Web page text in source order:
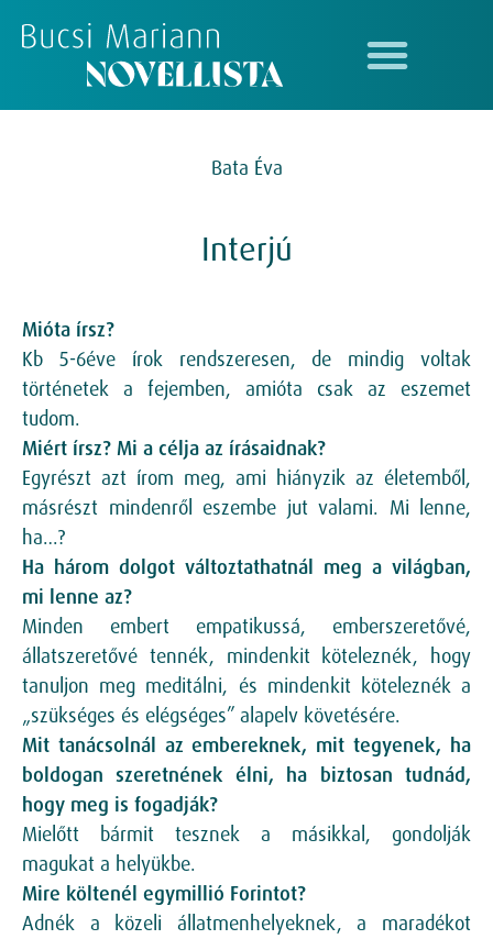
Bata Éva
Interjú
Mióta írsz?
Kb 5-6éve írok rendszeresen, de mindig voltak
történetek a fejemben, amióta csak az eszemet
tudom.
Miért írsz? Mi a célja az írásaidnak?
Egyrészt azt írom meg, ami hiányzik az életemből,
másrészt mindenről eszembe jut valami. Mi lenne,
ha…?
Ha három dolgot változtathatnál meg a világban,
mi lenne az?
Minden embert empatikussá, emberszeretővé,
állatszeretővé tennék, mindenkit köteleznék, hogy
tanuljon meg meditálni, és mindenkit köteleznék a
„szükséges és elégséges” alapelv követésére.
Mit tanácsolnál az embereknek, mit tegyenek, ha
boldogan szeretnének élni, ha biztosan tudnád,
hogy meg is fogadják?
Mielőtt bármit tesznek a másikkal, gondolják
magukat a helyükbe.
Mire költenél egymillió Forintot?
Adnék a közeli állatmenhelyeknek, a maradékot